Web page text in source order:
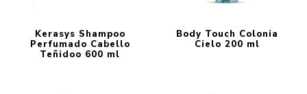
Kerasys Shampoo
Perfumado Cabello
Teñidoo 600 ml
Body Touch Colonia
Cielo 200 ml